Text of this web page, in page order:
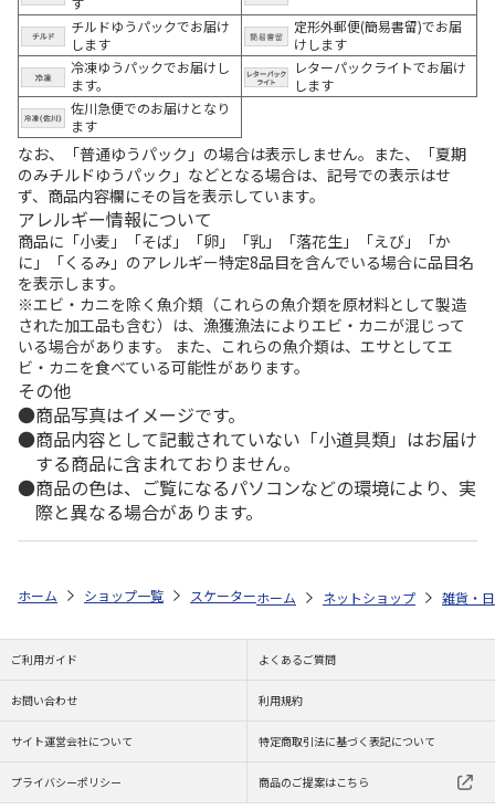
チルドゆうパックでお届け
します
定形外郵便(簡易書留)でお届
けします
冷凍ゆうパックでお届けし
ます。
レターパックライトでお届け
します
佐川急便でのお届けとなり
ます
なお、「普通ゆうパック」の場合は表示しません。また、「夏期
のみチルドゆうパック」などとなる場合は、記号での表示はせ
ず、商品内容欄にその旨を表示しています。
アレルギー情報について
商品に「小麦」「そば」「卵」「乳」「落花生」「えび」「か
に」「くるみ」のアレルギー特定8品目を含んでいる場合に品目名
を表示します。
※エビ・カニを除く魚介類（これらの魚介類を原材料として製造
された加工品も含む）は、漁獲漁法によりエビ・カニが混じって
いる場合があります。 また、これらの魚介類は、エサとしてエ
ビ・カニを食べている可能性があります。
その他
商品写真はイメージです。
商品内容として記載されていない「小道具類」はお届け
する商品に含まれておりません。
商品の色は、ご覧になるパソコンなどの環境により、実
際と異なる場合があります。
ホーム ショップ一覧 スケーター ステンレス子供フォーク(ダイカッ
ホーム ネットショップ 雑貨・
ご利用ガイド よくあるご質問
お問い合わせ 利用規約
サイト運営会社について 特定商取引法に基づく表記について
プライバシーポリシー 商品のご提案はこちら